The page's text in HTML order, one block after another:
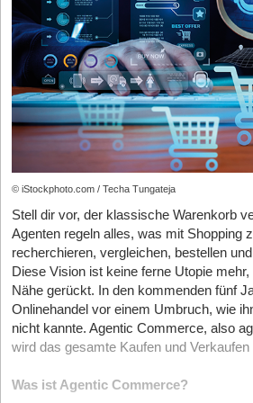
die Wahrheit
In vielen Start-ups dominieren
der permanente Druck, schnell gute
Gefühlt bleibt keine Zeit, die eigenen
Ideen infrage zu stellen. In einer „Hustle-
auf sofortiger Umsetzung. Werden
persönlich genommen und Ideen
etwas, was
„Schutzschweigen“ nennen. Man hält
nicht zu überfordern und ignoriert dabei
Wahrnehmung, sich selbst und andere
schleichend entsteht eine neue
Team: Niemand will mehr kritisch sein.
Rücksicht, Bequemlichkeit oder Angst,
stören. Was also kurzfristig stabilisierend
langfristig jede Lernbewegung und jede
Teamkultur unterdrücken.
Wir alle wissen, Konflikte verschwinden
© iStockphoto.com / Techa Tungateja
Stell dir vor, der klassische Warenkorb
Agenten regeln alles, was mit Shopping
recherchieren, vergleichen, bestellen
Diese Vision ist keine ferne Utopie
Nähe gerückt. In den kommenden fünf
Onlinehandel vor einem Umbruch, wie
nicht kannte. Agentic Commerce, also
wird das gesamte Kaufen und
Was ist Agentic Commerce?